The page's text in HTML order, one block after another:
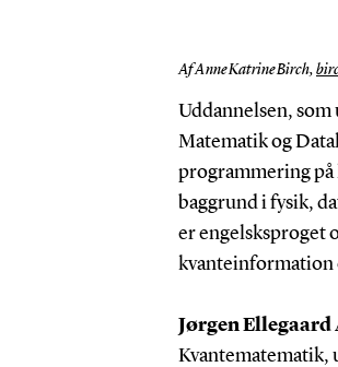
Af Anne Katrine Birch,
Uddannelsen,
Matematik og
programmering på
baggrund i fysik,
er engelsksproget
Jørgen Ellegaard
Kvantematematik,